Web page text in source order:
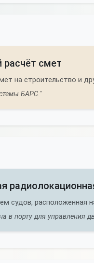
смет
на строительство и
БАРС."
судов, расположенная
в порту для управления